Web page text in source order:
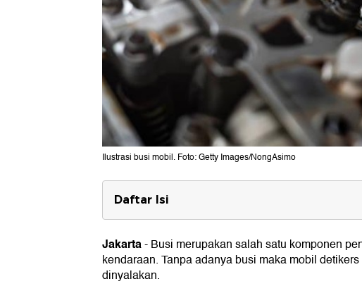
Ilustrasi busi mobil. Foto: Getty Images/NongAsimo
Daftar Isi
Mengenal Busi Panas
Mengenal Busi Dingin
Perbedaan Busi Panas dan Busi Dingin
Jakarta-Busi merupakan salah satu komponen
kendaraan. Tanpa adanya busi maka mobil
dinyalakan.